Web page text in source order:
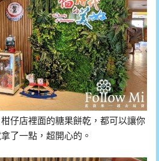
仔店裡面的糖果餅乾，都可以讓你
了一點，超開心的。